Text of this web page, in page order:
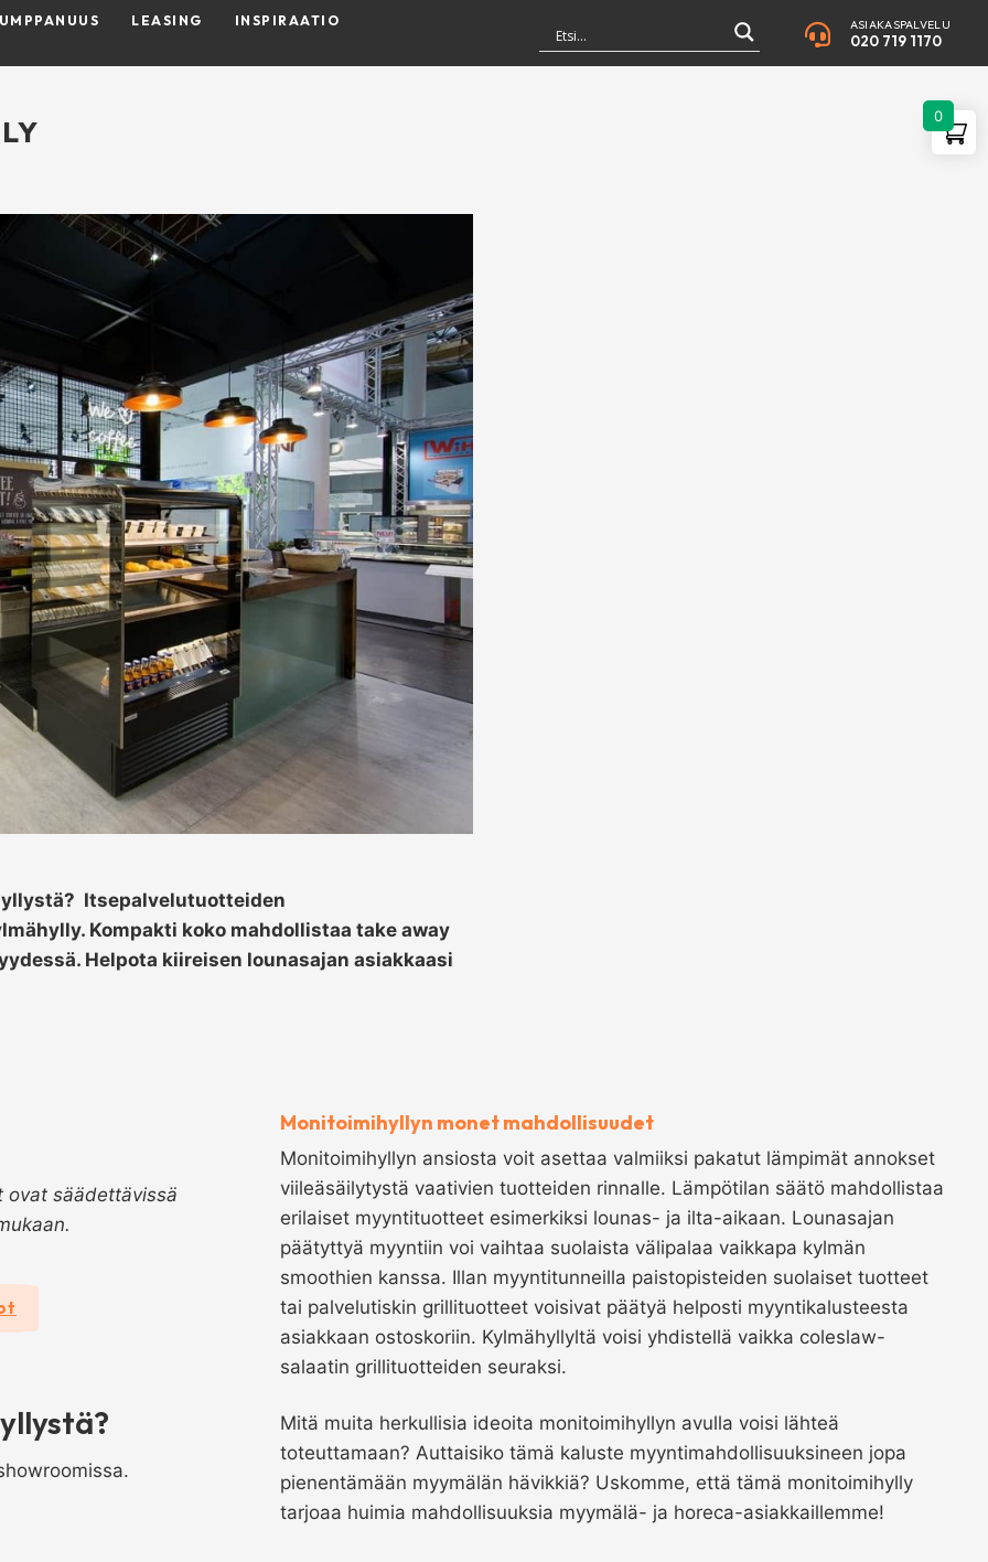
LEASING
INSPIRAATIO
ASIAKASPALVELU
020 719 1170
Itsepalvelutuotteiden
Kompakti koko mahdollistaa take away
Helpota kiireisen lounasajan asiakkaasi
ovat säädettävissä
Monitoimihyllyn monet mahdollisuudet
Monitoimihyllyn ansiosta voit asettaa valmiiksi pakatut lämpimät annokset
viileäsäilytystä vaativien tuotteiden rinnalle. Lämpötilan säätö mahdollistaa
erilaiset myyntituotteet esimerkiksi lounas- ja ilta-aikaan. Lounasajan
päätyttyä myyntiin voi vaihtaa suolaista välipalaa vaikkapa kylmän
smoothien kanssa. Illan myyntitunneilla paistopisteiden suolaiset tuotteet
tai palvelutiskin grillituotteet voisivat päätyä helposti myyntikalusteesta
asiakkaan ostoskoriin. Kylmähyllyltä voisi yhdistellä vaikka coleslaw-
salaatin grillituotteiden seuraksi.
Mitä muita herkullisia ideoita monitoimihyllyn avulla voisi lähteä
toteuttamaan? Auttaisiko tämä kaluste myyntimahdollisuuksineen jopa
pienentämään myymälän hävikkiä? Uskomme, että tämä monitoimihylly
tarjoaa huimia mahdollisuuksia myymälä- ja horeca-asiakkaillemme!
0